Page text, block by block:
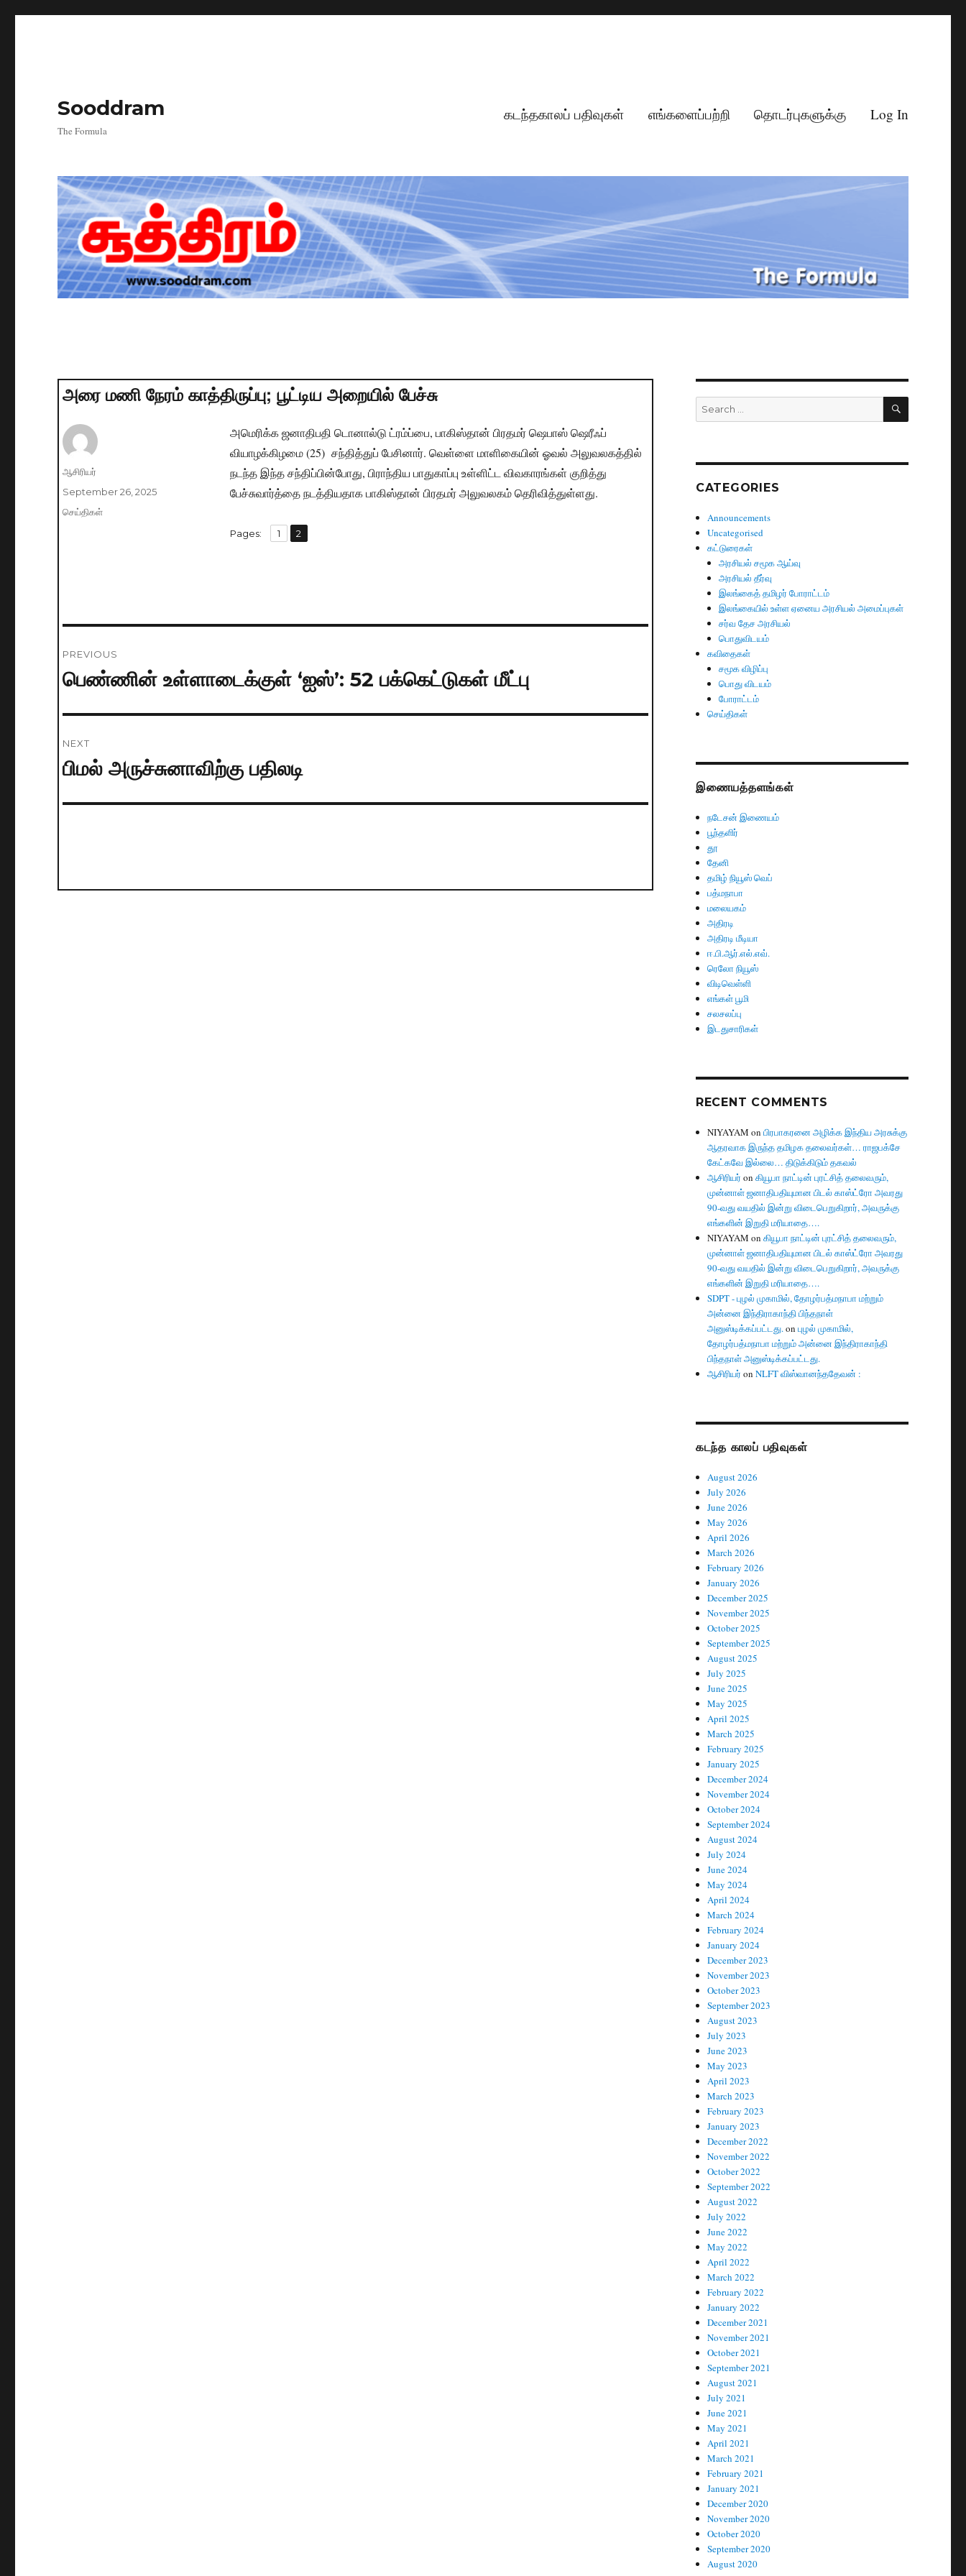
Sooddram
The Formula
கடந்தகாலப் பதிவுகள் எங்களைப்பற்றி தொடர்புகளுக்கு Log In
அரை மணி நேரம் காத்திருப்பு; பூட்டிய அறையில் பேச்சு
அமெரிக்க ஜனாதிபதி டொனால்டு ட்ரம்ப்பை, பாகிஸ்தான் பிரதமர் ஷெபாஸ் ஷெரீஃப்
வியாழக்கிழமை (25) சந்தித்துப் பேசினார். வெள்ளை மாளிகையின் ஓவல் அலுவலகத்தில்
நடந்த இந்த சந்திப்பின்போது, பிராந்திய பாதுகாப்பு உள்ளிட்ட விவகாரங்கள் குறித்து
பேச்சுவார்த்தை நடத்தியதாக பாகிஸ்தான் பிரதமர் அலுவலகம் தெரிவித்துள்ளது.
Pages: Page
1 ,
Page
2
Author
ஆசிரியர்
Posted
on
September 26, 2025
Categories
செய்திகள்
navigation
PREVIOUS
Previous
பெண்ணின் உள்ளாடைக்குள் ‘ஐஸ்’: 52 பக்கெட்டுகள் மீட்பு
NEXT
Next
பிமல் அருச்சுனாவிற்கு பதிலடி
Search
for:
SEARCH
CATEGORIES
Announcements
Uncategorised
கட்டுரைகள்
அரசியல் சமூக ஆய்வு
அரசியல் தீர்வு
இலங்கைத் தமிழர் போராட்டம்
இலங்கையில் உள்ள ஏனைய அரசியல் அமைப்புகள்
சர்வ தேச அரசியல்
பொதுவிடயம்
கவிதைகள்
சமூக விழிப்பு
பொது விடயம்
போராட்டம்
செய்திகள்
இணையத்தளங்கள்
நடேசன் இணையம்
பூந்தளிர்
தூ
தேனி
தமிழ் நியூஸ் வெப்
பத்மநாபா
மலையகம்
அதிரடி
அதிரடி மீடியா
ஈ.பி.ஆர்.எல்.எவ்.
ரெலோ நியூஸ்
விடிவெள்ளி
எங்கள் பூமி
சலசலப்பு
இடதுசாரிகள்
RECENT COMMENTS
NIYAYAM onபிரபாகரனை அழிக்க இந்திய அரசுக்கு
ஆதரவாக இருந்த தமிழக தலைவர்கள்… ராஜபக்சே
கேட்கவே இல்லை… திடுக்கிடும் தகவல்
ஆசிரியர் onகியூபா நாட்டின் புரட்சித் தலைவரும்,
முன்னாள் ஜனாதிபதியுமான பிடல் காஸ்ட்ரோ அவரது
90-வது வயதில் இன்று விடைபெறுகிறார், அவருக்கு
எங்களின் இறுதி மரியாதை….
NIYAYAM onகியூபா நாட்டின் புரட்சித் தலைவரும்,
முன்னாள் ஜனாதிபதியுமான பிடல் காஸ்ட்ரோ அவரது
90-வது வயதில் இன்று விடைபெறுகிறார், அவருக்கு
எங்களின் இறுதி மரியாதை….
SDPT - புழல் முகாமில், தோழர்பத்மநாபா மற்றும்
அன்னை இந்திராகாந்தி பிந்தநாள்
அனுஸ்டிக்கப்பட்டது.onபுழல் முகாமில்,
தோழர்பத்மநாபா மற்றும் அன்னை இந்திராகாந்தி
பிந்தநாள் அனுஸ்டிக்கப்பட்டது.
ஆசிரியர் onNLFT விஸ்வானந்ததேவன் :
கடந்த காலப் பதிவுகள்
August 2026
July 2026
June 2026
May 2026
April 2026
March 2026
February 2026
January 2026
December 2025
November 2025
October 2025
September 2025
August 2025
July 2025
June 2025
May 2025
April 2025
March 2025
February 2025
January 2025
December 2024
November 2024
October 2024
September 2024
August 2024
July 2024
June 2024
May 2024
April 2024
March 2024
February 2024
January 2024
December 2023
November 2023
October 2023
September 2023
August 2023
July 2023
June 2023
May 2023
April 2023
March 2023
February 2023
January 2023
December 2022
November 2022
October 2022
September 2022
August 2022
July 2022
June 2022
May 2022
April 2022
March 2022
February 2022
January 2022
December 2021
November 2021
October 2021
September 2021
August 2021
July 2021
June 2021
May 2021
April 2021
March 2021
February 2021
January 2021
December 2020
November 2020
October 2020
September 2020
August 2020